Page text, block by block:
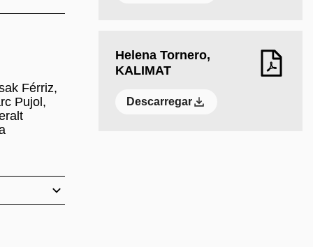
Férriz,
Pujol,
Helena Tornero,
KALIMAT
Descarregar